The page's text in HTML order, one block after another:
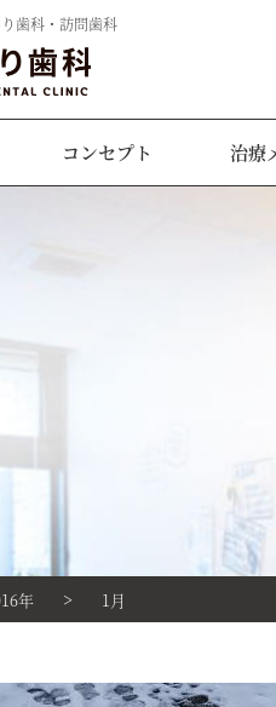
歯科・訪問歯科
コンセプト 治療
年 > 1月